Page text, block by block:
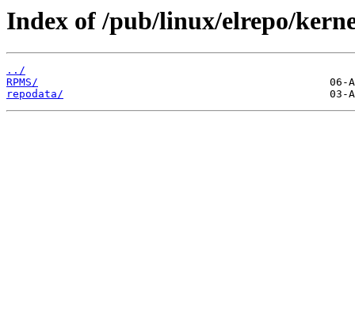
Index of /pub/linux/elrepo/
../
RPMS/
repodata/